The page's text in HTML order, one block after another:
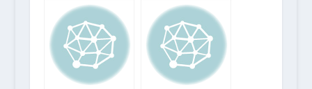
pourrait le croire